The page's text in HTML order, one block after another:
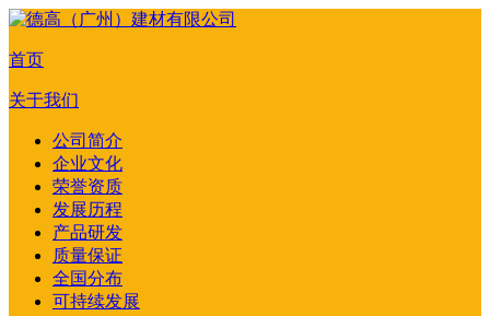
首页
关于我们
公司简介
企业文化
荣誉资质
发展历程
产品研发
质量保证
全国分布
可持续发展